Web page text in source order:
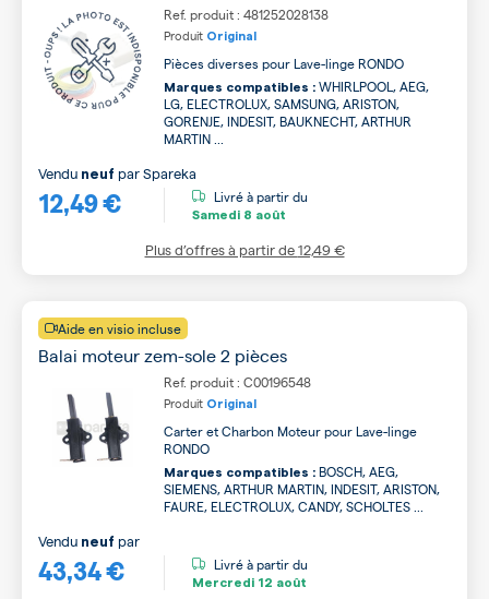
Ref. produit : 481252028138
Produit Original
Pièces diverses pour Lave-linge RONDO
Marques compatibles : WHIRLPOOL, AEG,
LG, ELECTROLUX, SAMSUNG, ARISTON,
GORENJE, INDESIT, BAUKNECHT, ARTHUR
MARTIN ...
12,49 €
Vendu neuf parSpareka
Livré à partir du
Samedi 8 août
Plus d’offres à partir de12,49 €
Aide en visio incluse
Balai moteur zem-sole 2 pièces
Ref. produit : C00196548
Produit Original
Carter et Charbon Moteur pour Lave-linge
RONDO
Marques compatibles : BOSCH, AEG,
SIEMENS, ARTHUR MARTIN, INDESIT, ARISTON,
FAURE, ELECTROLUX, CANDY, SCHOLTES ...
43,34 €
Vendu neuf par
Livré à partir du
Mercredi 12 août